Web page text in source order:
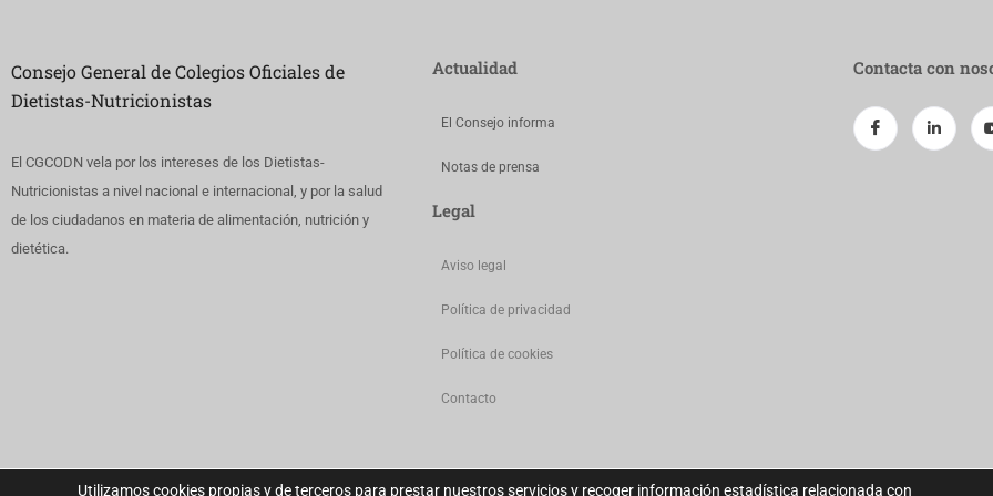
Consejo General de Colegios Oficiales de
Dietistas-Nutricionistas
El CGCODN vela por los intereses de los Dietistas-
Nutricionistas a nivel nacional e internacional, y por la salud
de los ciudadanos en materia de alimentación, nutrición y
dietética.
Actualidad
El Consejo informa
Notas de prensa
Legal
Aviso legal
Política de privacidad
Política de cookies
Contacto
Contacta con
Utilizamos cookies propias y de terceros para prestar nuestros servicios y recoger información estadística relacionada con